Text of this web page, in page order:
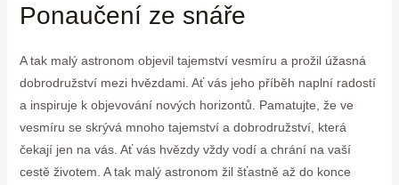
Ponaučení ze snáře
A tak malý astronom objevil tajemství vesmíru a prožil úžasná
dobrodružství mezi hvězdami. Ať vás jeho příběh naplní radostí
a inspiruje k objevování nových horizontů. Pamatujte, že ve
vesmíru se skrývá mnoho tajemství a dobrodružství, která
čekají jen na vás. Ať vás hvězdy vždy vodí a chrání na vaší
cestě životem. A tak malý astronom žil šťastně až do konce